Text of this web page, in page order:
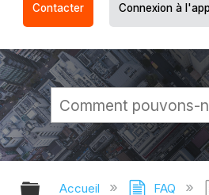
Contacter Connexion à
Accueil FAQ